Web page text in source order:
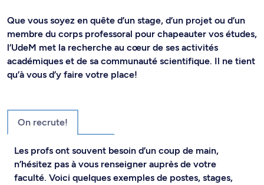
Que vous soyez en quête d’un stage, d’un projet ou d’un
membre du corps professoral pour chapeauter vos études,
l’UdeM met la recherche au cœur de ses activités
académiques et de sa communauté scientifique. Il ne tient
qu’à vous d’y faire votre place!
On recrute!
Les profs ont souvent besoin d’un coup de main,
n’hésitez pas à vous renseigner auprès de votre
faculté. Voici quelques exemples de postes, stages,